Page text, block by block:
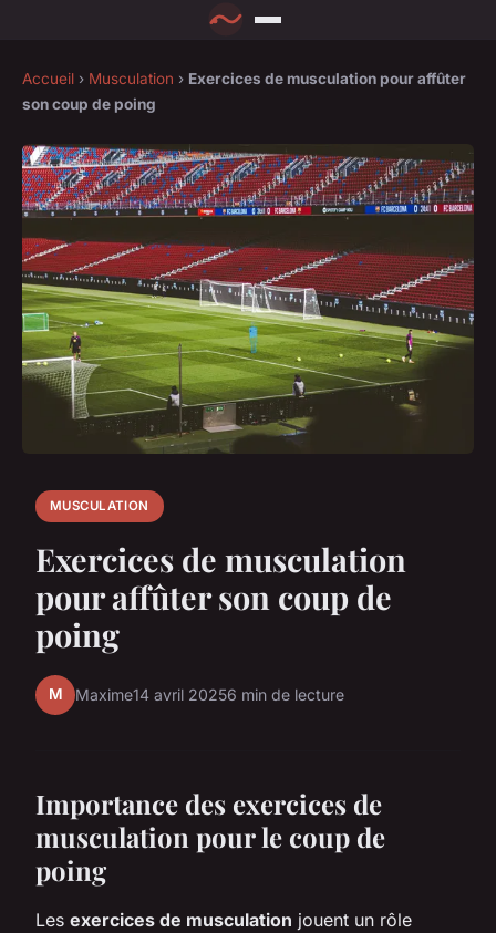
Accueil › Musculation › Exercices de musculation pour affûter
son coup de poing
MUSCULATION
Exercices de musculation
pour affûter son coup de
poing
M Maxime14 avril 20256 min de lecture
Importance des exercices de
musculation pour le coup de
poing
Les exercices de musculation jouent un rôle